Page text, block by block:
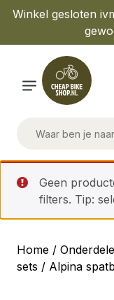
Winkel gesloten
Geen
filters. Tip:
Home /
sets / Alpina